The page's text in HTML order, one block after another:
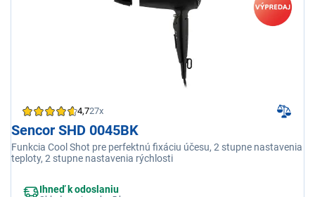
4,727x
Sencor SHD 0045BK
Funkcia Cool Shot pre perfektnú fixáciu účesu, 2 stupne nastavenia
teploty, 2 stupne nastavenia rýchlosti
Ihneď k odoslaniu